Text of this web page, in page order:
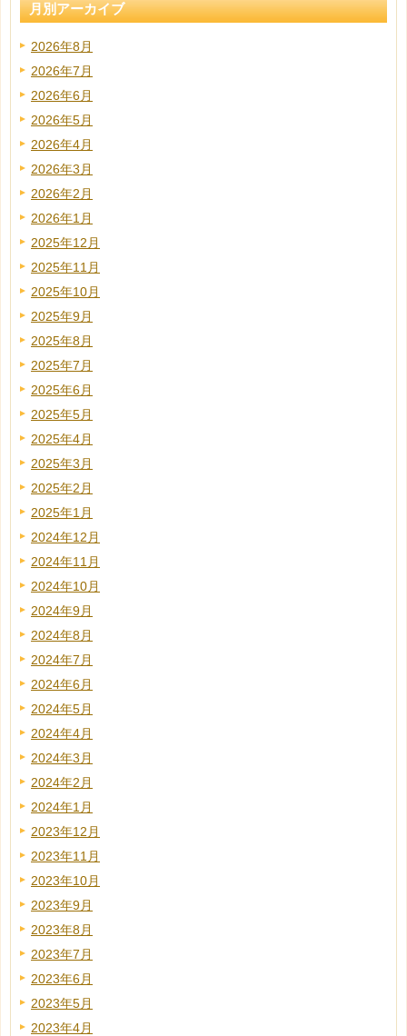
月別アーカイブ
2026年8月
2026年7月
2026年6月
2026年5月
2026年4月
2026年3月
2026年2月
2026年1月
2025年12月
2025年11月
2025年10月
2025年9月
2025年8月
2025年7月
2025年6月
2025年5月
2025年4月
2025年3月
2025年2月
2025年1月
2024年12月
2024年11月
2024年10月
2024年9月
2024年8月
2024年7月
2024年6月
2024年5月
2024年4月
2024年3月
2024年2月
2024年1月
2023年12月
2023年11月
2023年10月
2023年9月
2023年8月
2023年7月
2023年6月
2023年5月
2023年4月